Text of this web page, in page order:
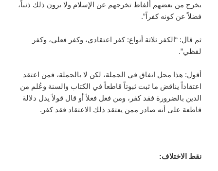
يخرج من بعضهم ألفاظ تخرجهم عن الإسلام ولا يرون ذلك ذنباً،
فضلاً عن كونه كفراً”.
ثم قال: “الكفر ثلاثة أنواع: كفر اعتقادي، وكفر فعلي، وكفر
لفظي”.
أقول: هذا محل اتفاق في الجملة، لكن لا بالجملة، فمن اعتقد
اعتقاداً يناقض ما ثبت ثبوتاً قاطعاً في الكتاب والسنة وعُلم من
الدين بالضرورة فقد كفر، ومن فعل فعلاً أو قال قولاً يدل دلالة
قاطعة على أنه صادر ممن يعتقد ذلك الاعتقاد فقد كفر.
نقط الاختلاف: